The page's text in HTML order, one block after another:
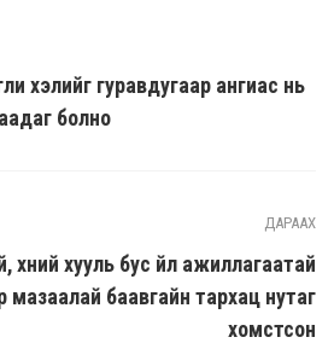
хэлийг гуравдугаар ангиас нь
болно
ДАРААХ
хүний хууль бус үйл ажиллагаатай
мазаалай баавгайн тархац нутаг
хомстсон